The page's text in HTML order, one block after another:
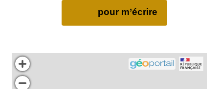
pour m’écrire